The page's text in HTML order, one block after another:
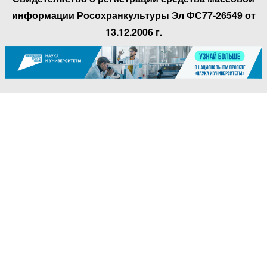
информации Росохранкультуры Эл ФС77-26549 от
13.12.2006 г.